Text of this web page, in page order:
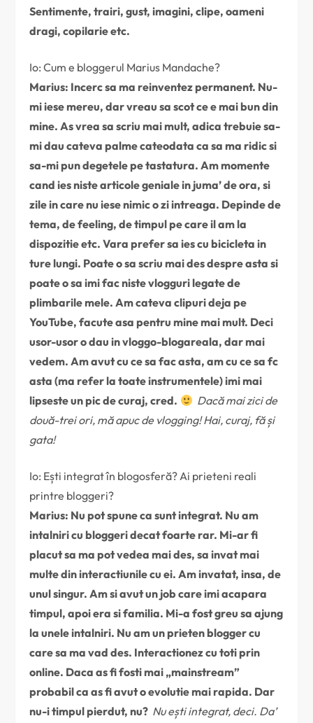
Sentimente, trairi, gust, imagini, clipe, oameni
dragi, copilarie etc.
Io: Cum e bloggerul Marius Mandache?
Marius: Incerc sa ma reinventez permanent. Nu-
mi iese mereu, dar vreau sa scot ce e mai bun din
mine. As vrea sa scriu mai mult, adica trebuie sa-
mi dau cateva palme cateodata ca sa ma ridic si
sa-mi pun degetele pe tastatura. Am momente
cand ies niste articole geniale in juma’ de ora, si
zile in care nu iese nimic o zi intreaga. Depinde de
tema, de feeling, de timpul pe care il am la
dispozitie etc. Vara prefer sa ies cu bicicleta in
ture lungi. Poate o sa scriu mai des despre asta si
poate o sa imi fac niste vlogguri legate de
plimbarile mele. Am cateva clipuri deja pe
YouTube, facute asa pentru mine mai mult. Deci
usor-usor o dau in vloggo-blogareala, dar mai
vedem. Am avut cu ce sa fac asta, am cu ce sa fc
asta (ma refer la toate instrumentele) imi mai
lipseste un pic de curaj, cred.
Dacă mai zici de
două-trei ori, mă apuc de vlogging! Hai, curaj, fă și
gata!
Io: Ești integrat în blogosferă? Ai prieteni reali
printre bloggeri?
Marius: Nu pot spune ca sunt integrat. Nu am
intalniri cu bloggeri decat foarte rar. Mi-ar fi
placut sa ma pot vedea mai des, sa invat mai
multe din interactiunile cu ei. Am invatat, insa, de
unul singur. Am si avut un job care imi acapara
timpul, apoi era si familia. Mi-a fost greu sa ajung
la unele intalniri. Nu am un prieten blogger cu
care sa ma vad des. Interactionez cu toti prin
online. Daca as fi fosti mai „mainstream”
probabil ca as fi avut o evolutie mai rapida. Dar
nu-i timpul pierdut, nu? Nu ești integrat, deci. Da’